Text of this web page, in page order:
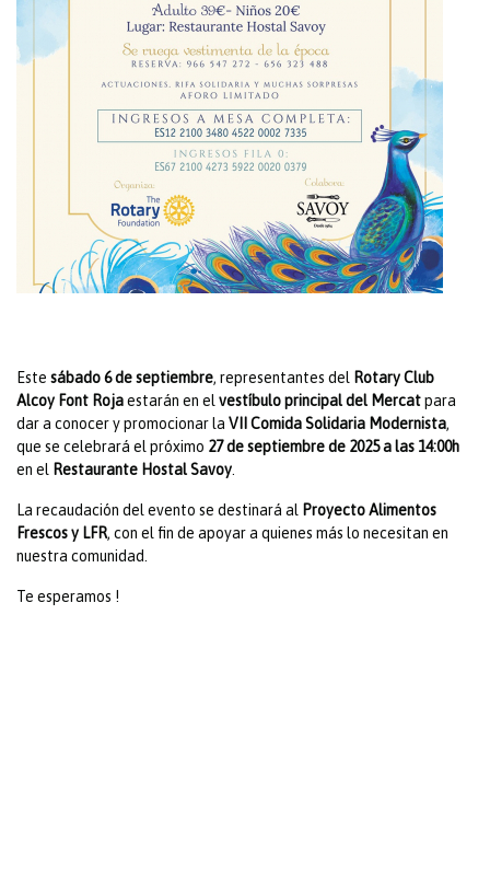
Este sábado 6 de septiembre, representantes del Rotary Club
Alcoy Font Rojaestarán en el vestíbulo principal del Mercatpara
dar a conocer y promocionar la VII Comida Solidaria Modernista,
que se celebrará el próximo 27 de septiembre de 2025 a las 14:00h
en el Restaurante Hostal Savoy
La recaudación del evento se destinará al Proyecto Alimentos
Frescos y LFR, con el fin de apoyar a quienes más lo necesitan en
nuestra comunidad.
Te esperamos !